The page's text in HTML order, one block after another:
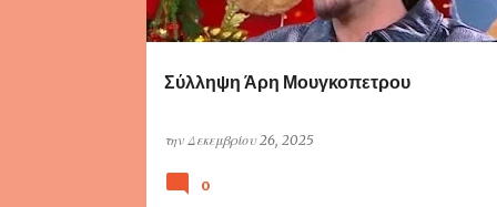
τ
ή
Σύλληψη Άρη Μουγκοπετρου
την Δεκεμβρίου 26, 2025
0